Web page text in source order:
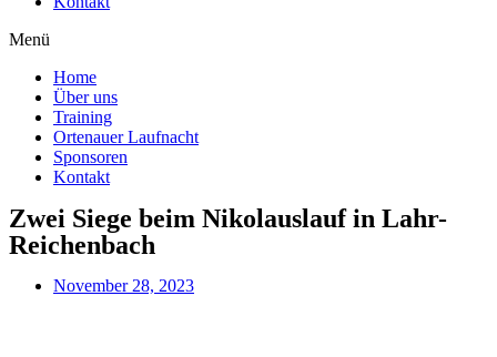
Menü
Home
Über uns
Training
Ortenauer Laufnacht
Sponsoren
Kontakt
Zwei Siege beim Nikolauslauf in Lahr-
Reichenbach
November 28, 2023